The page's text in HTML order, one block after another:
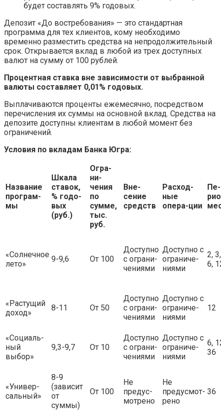
будет составлять 9% годовых.
Депозит «До востребования» — это стандартная
программа для тех клиентов, кому необходимо
временно разместить средства на непродолжительный
срок. Открывается вклад в любой из трех доступных
валют на сумму от 100 рублей.
Процентная ставка вне зависимости от выбранной
валюты составляет 0,01% годовых.
Выплачиваются проценты ежемесячно, посредством
перечисления их суммы на основной вклад. Средства на
депозите доступны клиентам в любой момент без
ограничений.
Условия по вкладам Банка Югра:
Название
програм-
мы
Шкала
ставок,
% годо-
вых
(руб.)
Огра-
ни-
чения
по
сумме,
тыс.
руб.
Вне-
сение
средств
Расход-
ные
опера-ции
Пе-
«Солнечное
лето»
9-9,6 От 100
Доступно
с ограни-
чениями
Доступно с
ограниче-
ниями
2,
6,
«Растущий
доход»
8-11 От 50
Доступно
с ограни-
чениями
Доступно с
ограниче-
ниями
12
«Социаль-
ный
выбор»
9,3-9,7 От 10
Доступно
с ограни-
чениями
Доступно с
ограниче-
ниями
6,
36
«Универ-
сальный»
8-9
(зависит
от
суммы)
От 100
Не
предус-
мотрено
Не
предусмот-
рено
36